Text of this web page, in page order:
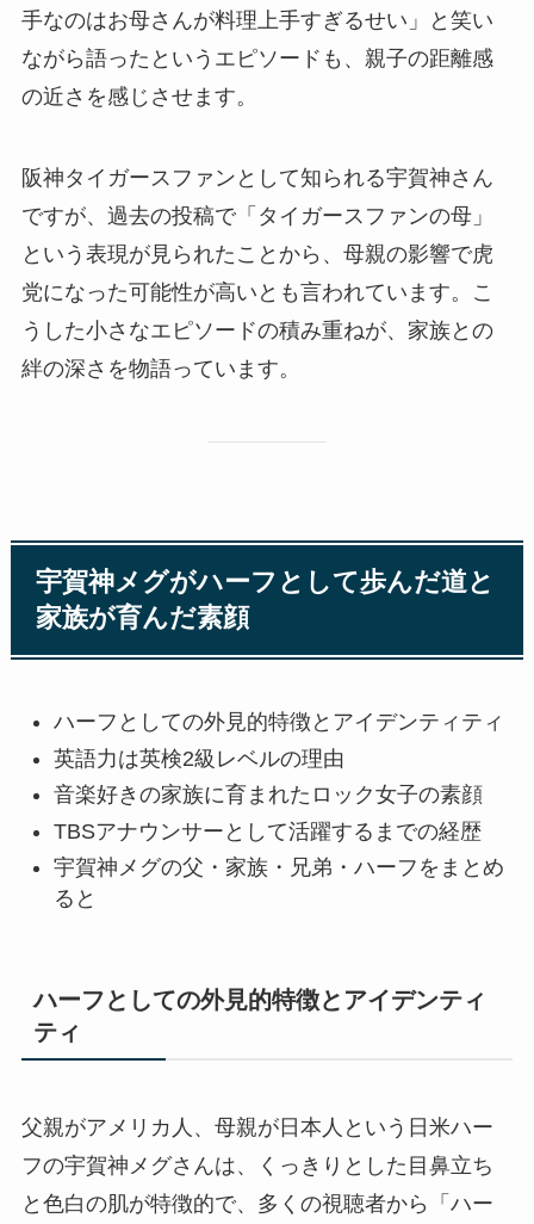
手なのはお母さんが料理上手すぎるせい」と笑い
ながら語ったというエピソードも、親子の距離感
の近さを感じさせます。
阪神タイガースファンとして知られる宇賀神さん
ですが、過去の投稿で「タイガースファンの母」
という表現が見られたことから、母親の影響で虎
党になった可能性が高いとも言われています。こ
うした小さなエピソードの積み重ねが、家族との
絆の深さを物語っています。
宇賀神メグがハーフとして歩んだ道と
家族が育んだ素顔
ハーフとしての外見的特徴とアイデンティティ
英語力は英検2級レベルの理由
音楽好きの家族に育まれたロック女子の素顔
TBSアナウンサーとして活躍するまでの経歴
宇賀神メグの父・家族・兄弟・ハーフをまとめ
ると
ハーフとしての外見的特徴とアイデンティ
ティ
父親がアメリカ人、母親が日本人という日米ハー
フの宇賀神メグさんは、くっきりとした目鼻立ち
と色白の肌が特徴的で、多くの視聴者から「ハー